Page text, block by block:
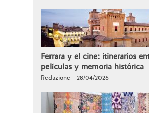
Ferrara y el cine: itinerarios
películas y memoria histórica
Redazione - 28/04/2026